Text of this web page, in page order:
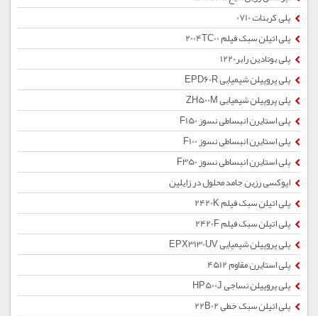
پلی کربنات 0710
پلی اتیلن سبک فیلم 2004TC00
پلی بوتادین رابر1220
پلی پروپیلن شیمیایی EPD60R
پلی پروپیلن شیمیایی ZH500M
پلی استایرن انبساطی نسوز F150
پلی استایرن انبساطی نسوز F100
پلی استایرن انبساطی نسوز F350
اپوکسی رزین جامد محلول در زایلین
پلی اتیلن سبک فیلم 2420K
پلی اتیلن سبک فیلم 2420F
پلی پروپیلن شیمیایی EPX3130UV
پلی استایرن مقاوم 4512
پلی پروپیلن نساجی HP500J
پلی اتیلن سبک خطی 22B02